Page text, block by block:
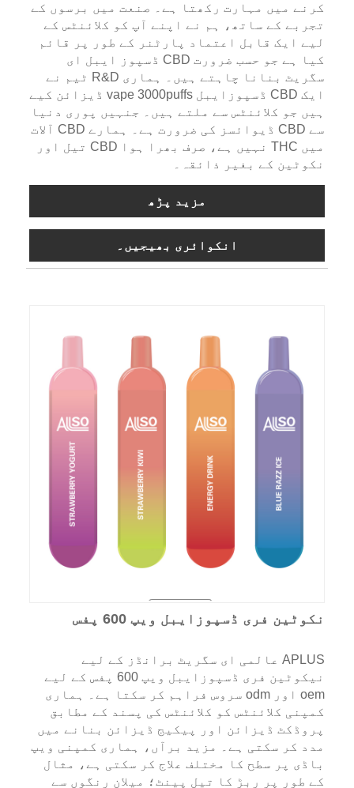
کرنے میں مہارت رکھتا ہے۔ صنعت میں برسوں کے
تجربے کے ساتھ، ہم نے اپنے آپ کو کلائنٹس کے
لیے ایک قابل اعتماد پارٹنر کے طور پر قائم
کیا ہے جو حسب ضرورت CBD ڈسپوز ایبل ای
سگریٹ بنانا چاہتے ہیں۔ ہماری R&D ٹیم نے
ایک CBD ڈسپوزایبل vape 3000puffs ڈیزائن کیے
ہیں جو کلائنٹس سے ملتے ہیں۔ جنہیں پوری دنیا
سے CBD ڈیوائسز کی ضرورت ہے۔ ہمارے CBD آلات
میں THC نہیں ہے، صرف بھرا ہوا CBD تیل اور
نکوٹین کے بغیر ذائقہ۔
مزید پڑھ
انکوائری بھیجیں۔
نکوٹین فری ڈسپوزایبل ویپ 600 پفس
APLUS عالمی ای سگریٹ برانڈز کے لیے
نیکوٹین فری ڈسپوزایبل ویپ 600 پفس کے لیے
oem اور odm سروس فراہم کر سکتا ہے۔ ہماری
کمپنی کلائنٹس کو کلائنٹس کی پسند کے مطابق
پروڈکٹ ڈیزائن اور پیکیج ڈیزائن بنانے میں
مدد کر سکتی ہے۔ مزید برآں، ہماری کمپنی ویپ
باڈی پر سطح کا مختلف علاج کر سکتی ہے، مثال
کے طور پر ربڑ کا تیل پینٹ؛ میلان رنگوں سے